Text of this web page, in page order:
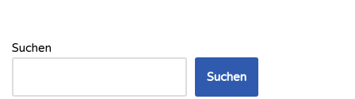
Suchen
Suchen